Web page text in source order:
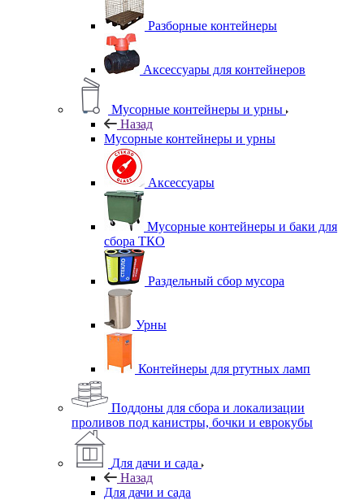
Разборные контейнеры
Аксессуары для контейнеров
Мусорные контейнеры и урны
Назад
Мусорные контейнеры и урны
Аксессуары
Мусорные контейнеры и баки для
сбора ТКО
Раздельный сбор мусора
Урны
Контейнеры для ртутных ламп
Поддоны для сбора и локализации
проливов под канистры, бочки и еврокубы
Для дачи и сада
Назад
Для дачи и сада